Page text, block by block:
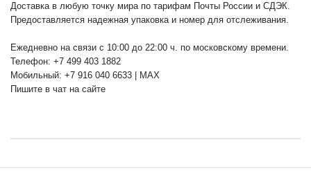
Доставка в любую точку мира по тарифам Почты России и СДЭК.
Предоставляется надежная упаковка и номер для отслеживания.
Ежедневно на связи с 10:00 до 22:00 ч. по московскому времени.
Телефон: +7 499 403 1882
Мобильный: +7 916 040 6633 | MAX
Пишите в чат на сайте